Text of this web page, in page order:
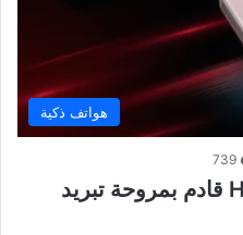
هواتف ذكية
739
أول هاتف في تاريخ Honor قادم بمروحة تبريد